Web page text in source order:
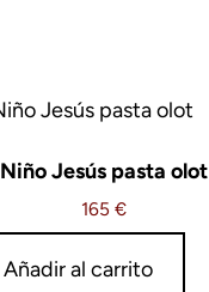
Niño Jesús pasta olot
165 €
Añadir al carrito